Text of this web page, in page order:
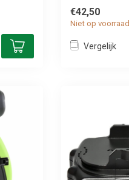
€42,50
Niet op voorraad
Vergelijk